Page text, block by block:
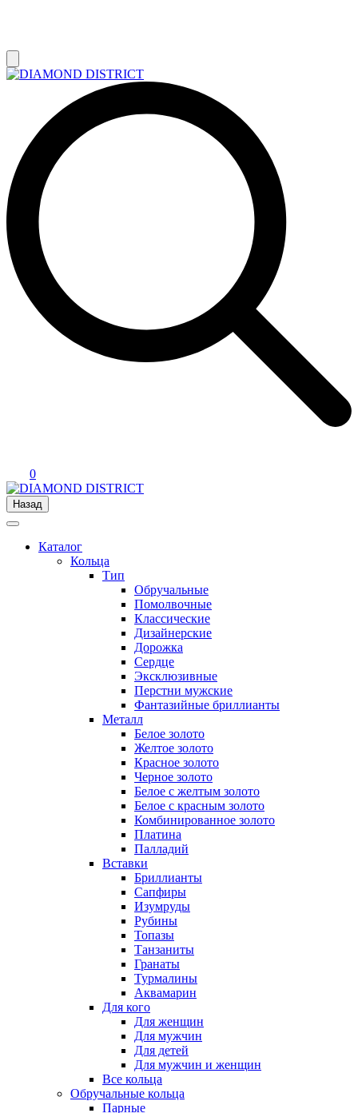
0
Назад
Каталог
Кольца
Тип
Обручальные
Помолвочные
Классические
Дизайнерские
Дорожка
Сердце
Эксклюзивные
Перстни мужские
Фантазийные бриллианты
Металл
Белое золото
Желтое золото
Красное золото
Черное золото
Белое с желтым золото
Белое с красным золото
Комбинированное золото
Платина
Палладий
Вставки
Бриллианты
Сапфиры
Изумруды
Рубины
Топазы
Танзаниты
Гранаты
Турмалины
Аквамарин
Для кого
Для женщин
Для мужчин
Для детей
Для мужчин и женщин
Все кольца
Обручальные кольца
Парные